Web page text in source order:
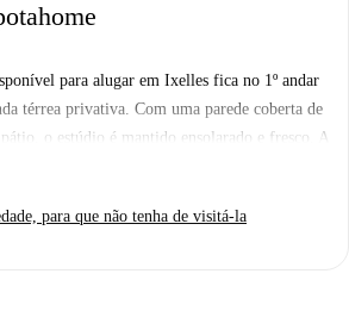
para alugar em Ixelles fica no 1º andar
térrea privativa. Com uma parede coberta de
o estúdio é mantido ensolarado e fresco. A
e vem com uma cama de casal e casa de
de ecrã plano na parede.
para que não tenha de visitá-la